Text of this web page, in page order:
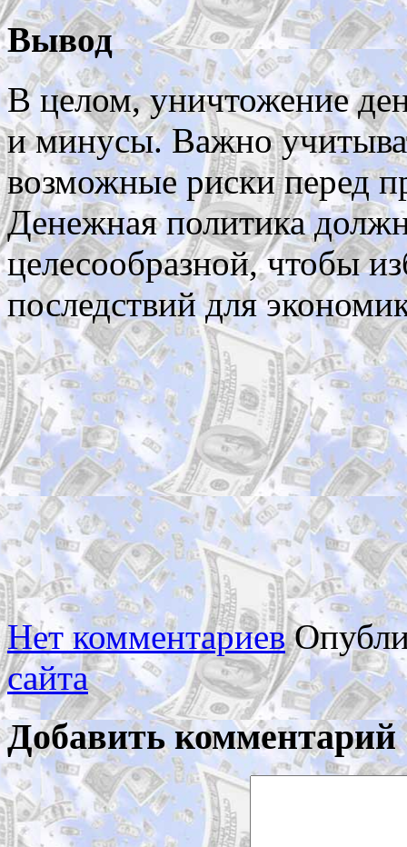
Вывод
В целом, уничтожение
и минусы. Важно
возможные риски перед
Денежная политика
целесообразной, чтобы
последствий для
Нет комментариев
сайта
Добавить комментарий